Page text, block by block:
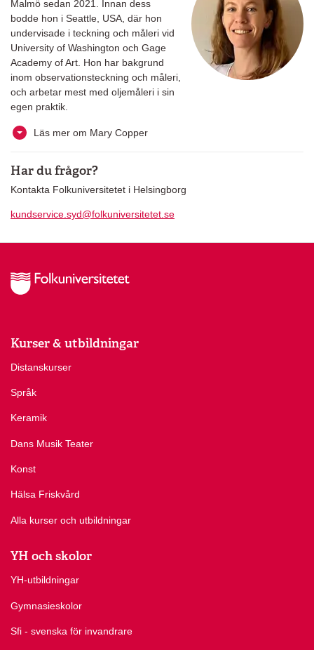
Malmö sedan 2021. Innan dess
bodde hon i Seattle, USA, där hon
undervisade i teckning och måleri vid
University of Washington och Gage
Academy of Art. Hon har bakgrund
inom observationsteckning och måleri,
och arbetar mest med oljemåleri i sin
egen praktik.
Läs mer om Mary Copper
Har du frågor?
Kontakta Folkuniversitetet i Helsingborg
kundservice.syd@folkuniversitetet.se
Kurser & utbildningar
Distanskurser
Språk
Keramik
Dans Musik Teater
Konst
Hälsa Friskvård
Alla kurser och utbildningar
YH och skolor
YH-utbildningar
Gymnasieskolor
Sfi - svenska för invandrare